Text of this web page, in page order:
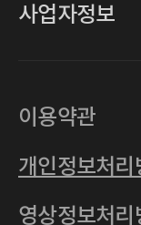
사업자정보
사업자등록번
통신판매업
이용약관
개인정보처리
영상정보처리